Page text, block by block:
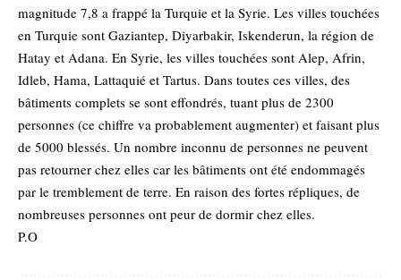
magnitude 7,8 a frappé la Turquie et la Syrie. Les villes touchées
en Turquie sont Gaziantep, Diyarbakir, Iskenderun, la région de
Hatay et Adana. En Syrie, les villes touchées sont Alep, Afrin,
Idleb, Hama, Lattaquié et Tartus. Dans toutes ces villes, des
bâtiments complets se sont effondrés, tuant plus de 2300
personnes (ce chiffre va probablement augmenter) et faisant plus
de 5000 blessés. Un nombre inconnu de personnes ne peuvent
pas retourner chez elles car les bâtiments ont été endommagés
par le tremblement de terre. En raison des fortes répliques, de
nombreuses personnes ont peur de dormir chez elles.
P.O